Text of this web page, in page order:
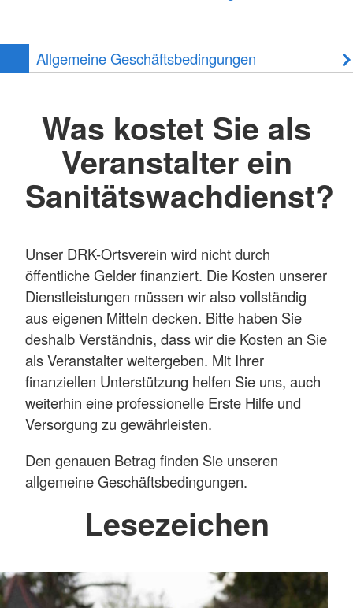
Allgemeine Geschäftsbedingungen
Was kostet Sie als
Veranstalter ein
Sanitätswachdienst?
Unser DRK-Ortsverein wird nicht durch
öffentliche Gelder finanziert. Die Kosten unserer
Dienstleistungen müssen wir also vollständig
aus eigenen Mitteln decken. Bitte haben Sie
deshalb Verständnis, dass wir die Kosten an Sie
als Veranstalter weitergeben. Mit Ihrer
finanziellen Unterstützung helfen Sie uns, auch
weiterhin eine professionelle Erste Hilfe und
Versorgung zu gewährleisten.
Den genauen Betrag finden Sie unseren
allgemeine Geschäftsbedingungen.
Lesezeichen